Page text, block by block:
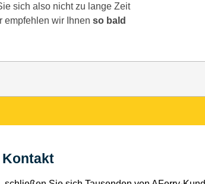
sich also nicht zu lange Zeit
empfehlen wir Ihnen so bald
Kontakt